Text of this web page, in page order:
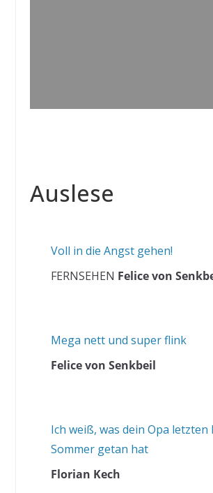
Auslese
Voll in die Angst gehen!
FERNSEHEN Felice von
Mega nett und super flink
Felice von Senkbeil
Ich weiß, was dein Opa letzten
Sommer getan hat
Florian Kech